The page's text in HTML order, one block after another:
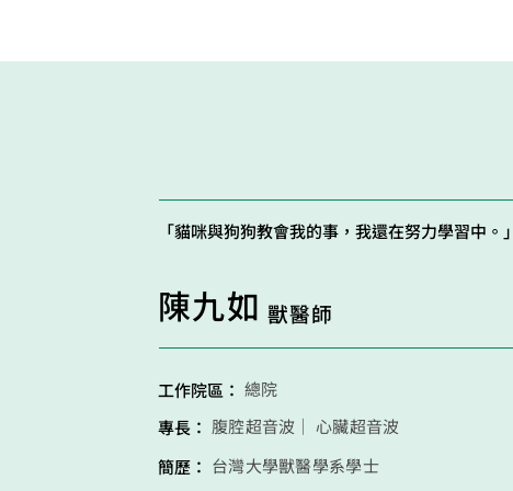
「貓咪與狗狗教會我的事，我還在努力學習中。」
陳九如 獸醫師
工作院區： 總院
專長： 腹腔超音波｜ 心臟超音波
簡歷： 台灣大學獸醫學系學士